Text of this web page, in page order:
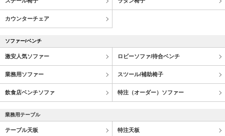
カウンターチェア
ソファー/ベンチ
激安人気ソファー ロビーソファ/待合ベンチ
業務用ソファー スツール/補助椅子
飲食店ベンチソファ 特注（オーダー）ソファー
業務用テーブル
テーブル天板 特注天板